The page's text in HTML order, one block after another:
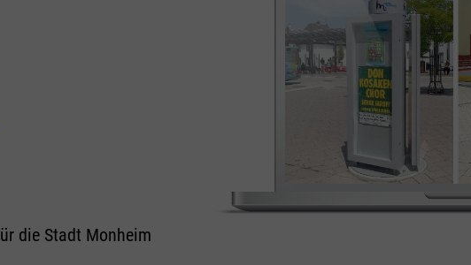
die Stadt Monheim